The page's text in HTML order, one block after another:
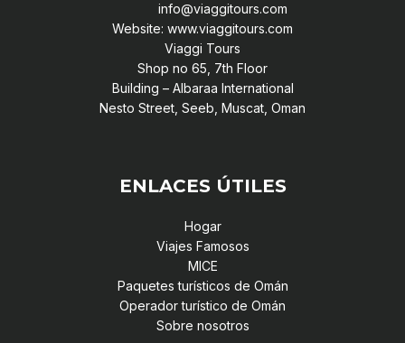
info@viaggitours.com
Website: www.viaggitours.com
Viaggi Tours
Shop no 65, 7th Floor
Building – Albaraa International
Nesto Street, Seeb, Muscat, Oman
ENLACES ÚTILES
Hogar
Viajes Famosos
MICE
Paquetes turísticos de Omán
Operador turístico de Omán
Sobre nosotros